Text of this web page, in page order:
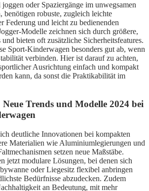
oder Spaziergänge im unwegsamen
benötigen robuste, zugleich leichte
Federung und leicht zu bedienenden
Modelle zeichnen sich durch größere,
bieten oft zusätzliche Sicherheitsfeatures.
Sport-Kinderwagen besonders gut ab, wenn
verbinden. Hier ist darauf zu achten,
Ausrichtung einfach und kompakt
kann, da sonst die Praktikabilität im
Trends und Modelle 2024 bei
deutliche Innovationen bei kompakten
Materialien wie Aluminiumlegierungen und
setzen neue Maßstäbe.
jetzt modulare Lösungen, bei denen sich
oder Liegesitz flexibel anbringen
Bedürfnisse abzudecken. Zudem
an Bedeutung, mit mehr